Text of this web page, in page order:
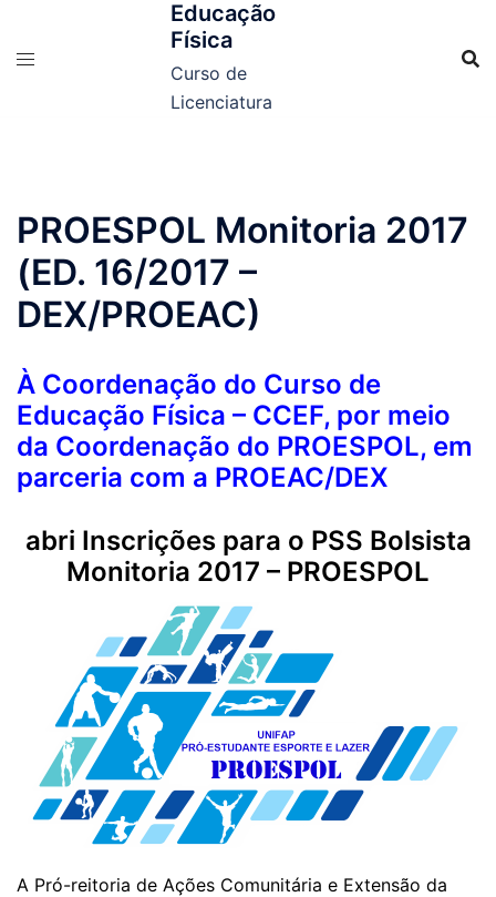
Educação
Física
Curso de
Licenciatura
PROESPOL Monitoria 2017
(ED. 16/2017 –
DEX/PROEAC)
À Coordenação do Curso de
Educação Física – CCEF, por meio
da Coordenação do PROESPOL, em
parceria com a PROEAC/DEX
abri Inscrições para o PSS Bolsista
Monitoria 2017 – PROESPOL
A Pró-reitoria de Ações Comunitária e Extensão da